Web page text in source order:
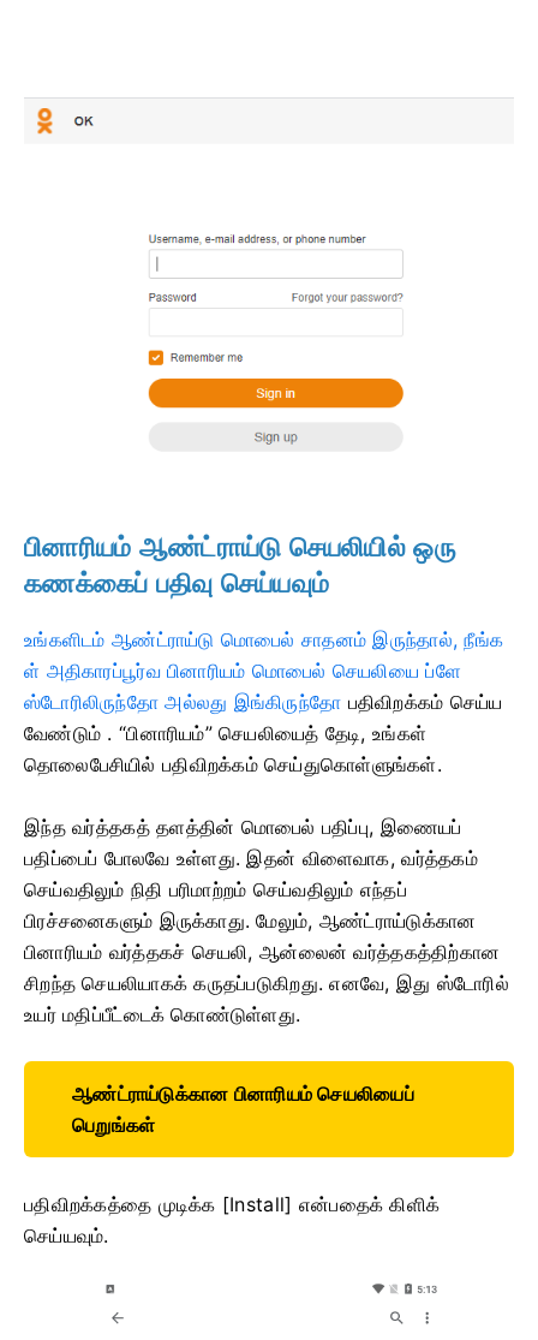
பினாரியம் ஆண்ட்ராய்டு செயலியில் ஒரு
கணக்கைப் பதிவு செய்யவும்
உங்களிடம் ஆண்ட்ராய்டு மொபைல் சாதனம் இருந்தால், நீங்க
ள் அதிகாரப்பூர்வ பினாரியம் மொபைல் செயலியை ப்ளே
ஸ்டோரிலிருந்தோ அல்லது இங்கிருந்தோ பதிவிறக்கம் செய்ய
வேண்டும் . “பினாரியம்” செயலியைத் தேடி, உங்கள்
தொலைபேசியில் பதிவிறக்கம் செய்துகொள்ளுங்கள்.
இந்த வர்த்தகத் தளத்தின் மொபைல் பதிப்பு, இணையப்
பதிப்பைப் போலவே உள்ளது. இதன் விளைவாக, வர்த்தகம்
செய்வதிலும் நிதி பரிமாற்றம் செய்வதிலும் எந்தப்
பிரச்சனைகளும் இருக்காது. மேலும், ஆண்ட்ராய்டுக்கான
பினாரியம் வர்த்தகச் செயலி, ஆன்லைன் வர்த்தகத்திற்கான
சிறந்த செயலியாகக் கருதப்படுகிறது. எனவே, இது ஸ்டோரில்
உயர் மதிப்பீட்டைக் கொண்டுள்ளது.
ஆண்ட்ராய்டுக்கான பினாரியம் செயலியைப்
பெறுங்கள்
பதிவிறக்கத்தை முடிக்க [Install] என்பதைக் கிளிக்
செய்யவும்.